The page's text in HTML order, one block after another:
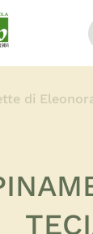
di